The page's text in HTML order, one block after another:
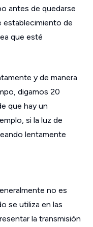
antes de quedarse
establecimiento de
que esté
y de manera
digamos 20
que hay un
si la luz de
lentamente
no es
se utiliza en las
la transmisión